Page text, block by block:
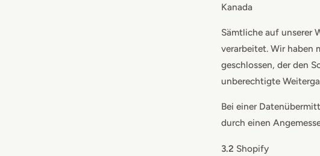
Kanada
Sämtliche auf unserer
verarbeitet. Wir haben
geschlossen, der den
unberechtigte
Bei einer
durch einen
3.2 Shopify